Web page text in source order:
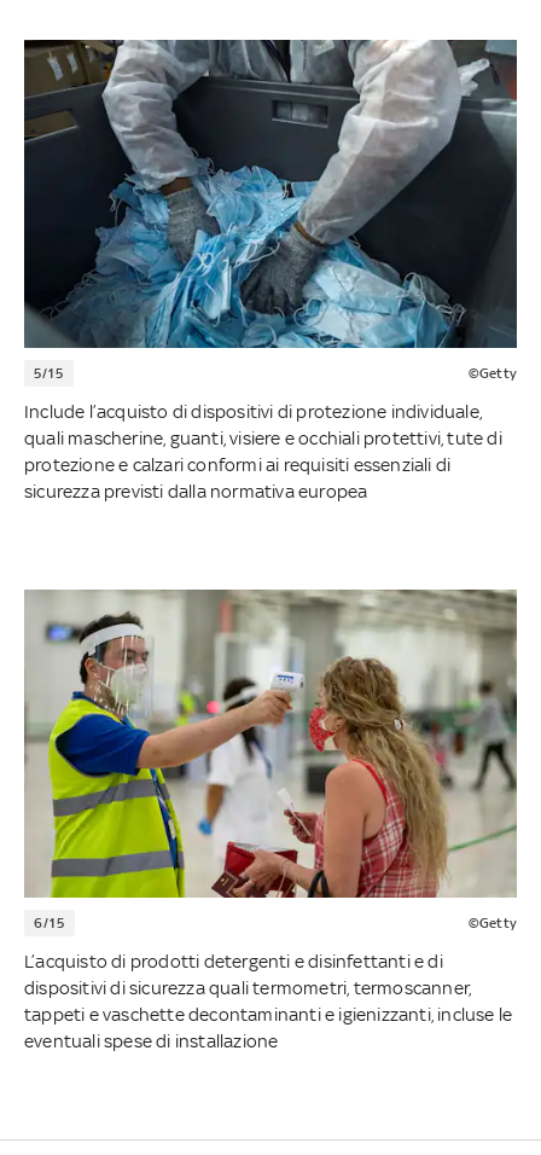
5/15 ©Getty
Include l’acquisto di dispositivi di protezione individuale,
quali mascherine, guanti, visiere e occhiali protettivi, tute di
protezione e calzari conformi ai requisiti essenziali di
sicurezza previsti dalla normativa europea
6/15 ©Getty
L’acquisto di prodotti detergenti e disinfettanti e di
dispositivi di sicurezza quali termometri, termoscanner,
tappeti e vaschette decontaminanti e igienizzanti, incluse le
eventuali spese di installazione